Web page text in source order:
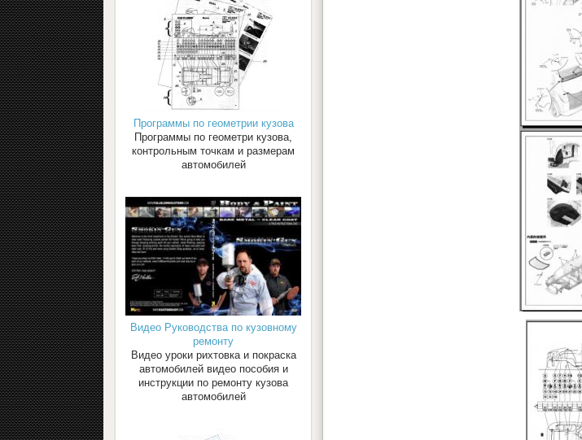
Программы по геометрии кузова
Программы по геометри кузова,
контрольным точкам и размерам
автомобилей
Видео Руководства по кузовному
ремонту
Видео уроки рихтовка и покраска
автомобилей видео пособия и
инструкции по ремонту кузова
автомобилей